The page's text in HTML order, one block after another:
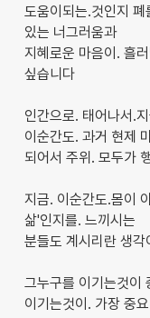
도움이되는.것인지
있는 너그러움과
지혜로운 마음이. 흘
싶습니다
인간으로. 태어나서.
이순간도. 과거 현제
되어서 주위. 모두가
지금. 이순간도.몸이
삶'인지를. 느끼시는
분들도 계시리란 생
그누구를 이기는것이
이기는것이. 가장 중